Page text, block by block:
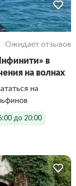
Ожидает отзывов
в
на волнах
на
до 20:00